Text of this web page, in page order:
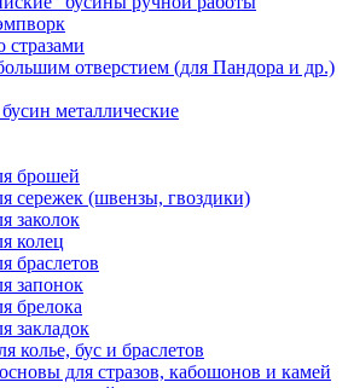
стразами
отверстием (для Пандора и др.)
металлические
брошей
сережек (швензы, гвоздики)
заколок
колец
браслетов
запонок
брелока
закладок
колье, бус и браслетов
для стразов, кабошонов и камей